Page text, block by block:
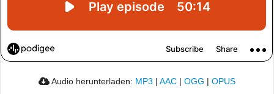
Audio herunterladen: MP3 | AAC | OGG | OPUS